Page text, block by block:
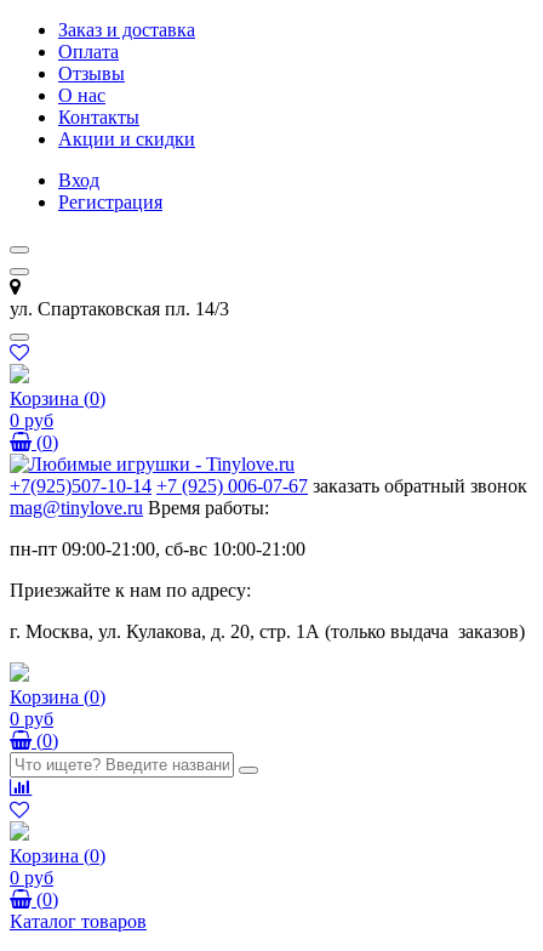
Заказ и доставка
Оплата
Отзывы
О нас
Контакты
Акции и скидки
Вход
Регистрация
ул. Спартаковская пл. 14/3
Корзина (0)
0 руб
(0)
+7(925)507-10-14 +7 (925) 006-07-67 заказать обратный звонок
mag@tinylove.ru Время работы:
пн-пт 09:00-21:00, сб-вс 10:00-21:00
Приезжайте к нам по адресу:
г. Москва, ул. Кулакова, д. 20, стр. 1А (только выдача заказов)
Корзина (0)
0 руб
(0)
Корзина (0)
0 руб
(0)
Каталог товаров